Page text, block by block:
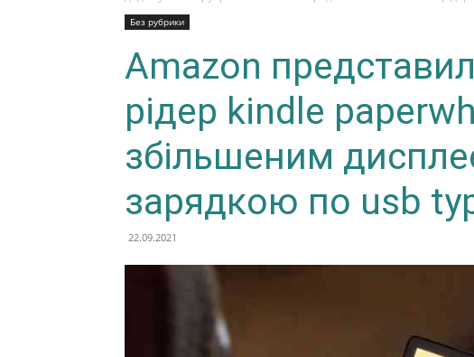
Без рубрики
Amazon
рідер kindle
збільшеним
зарядкою по usb
22.09.2021